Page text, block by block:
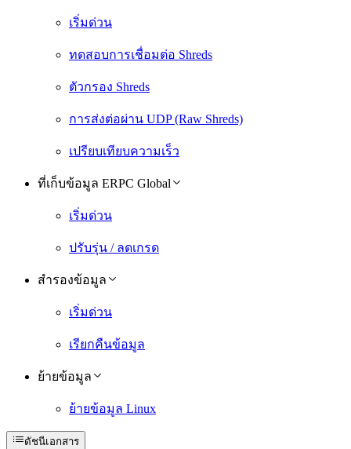
เริ่มด่วน
ทดสอบการเชื่อมต่อ Shreds
ตัวกรอง Shreds
การส่งต่อผ่าน UDP (Raw Shreds)
เปรียบเทียบความเร็ว
ที่เก็บข้อมูล ERPC Global
เริ่มด่วน
ปรับรุ่น / ลดเกรด
สํารองข้อมูล
เริ่มด่วน
เรียกคืนข้อมูล
ย้ายข้อมูล
ย้ายข้อมูล Linux
ดัชนีเอกสาร